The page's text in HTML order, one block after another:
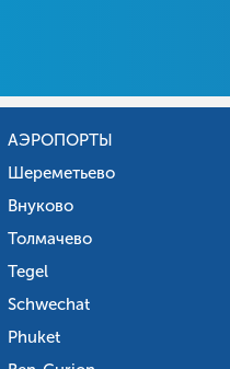
АЭРОПОРТЫ
Шереметьево
Внуково
Толмачево
Tegel
Schwechat
Phuket